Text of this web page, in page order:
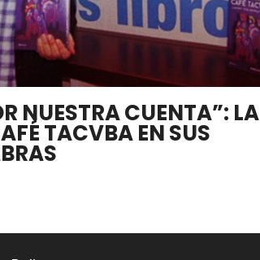
NUESTRA CUENTA”: LA
TACVBA EN SUS